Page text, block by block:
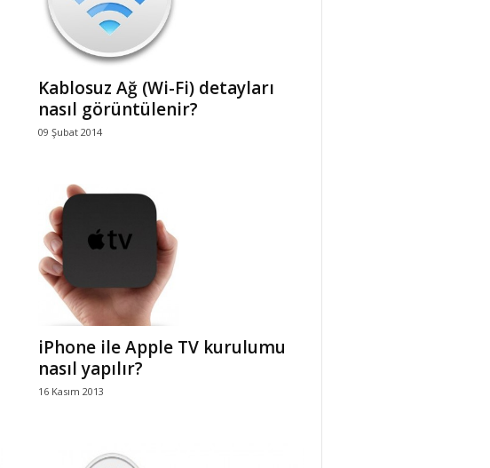
Kablosuz Ağ (Wi-Fi) detayları
nasıl görüntülenir?
09 Şubat 2014
iPhone ile Apple TV kurulumu
nasıl yapılır?
16 Kasım 2013